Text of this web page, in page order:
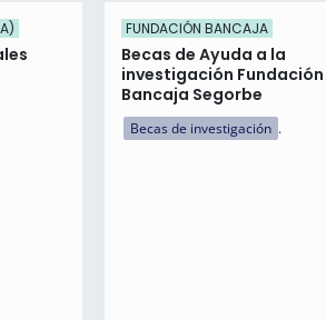
FUNDACIÓN BANCAJA
Becas de Ayuda a la
investigación Fundación
Bancaja Segorbe
Becas de investigación